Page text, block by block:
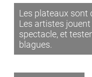
Les plateaux sont
Les artistes
spectacle, et
blagues.